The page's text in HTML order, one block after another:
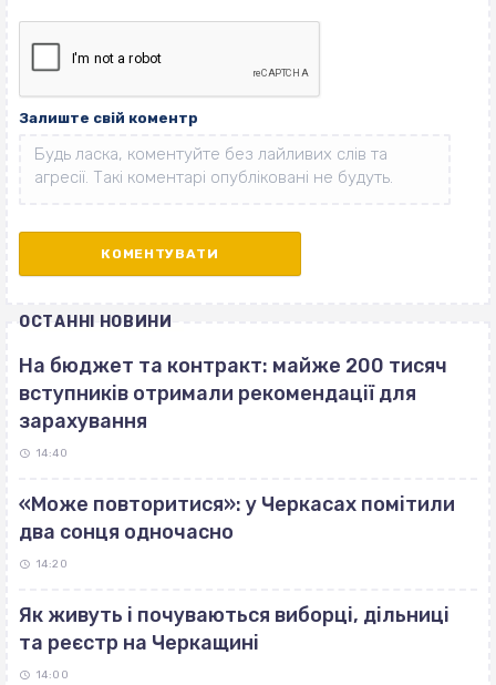
Залиште свій коментр
ОСТАННІ НОВИНИ
На бюджет та контракт: майже 200 тисяч
вступників отримали рекомендації для
зарахування
14:40
«Може повторитися»: у Черкасах помітили
два сонця одночасно
14:20
Як живуть і почуваються виборці, дільниці
та реєстр на Черкащині
14:00